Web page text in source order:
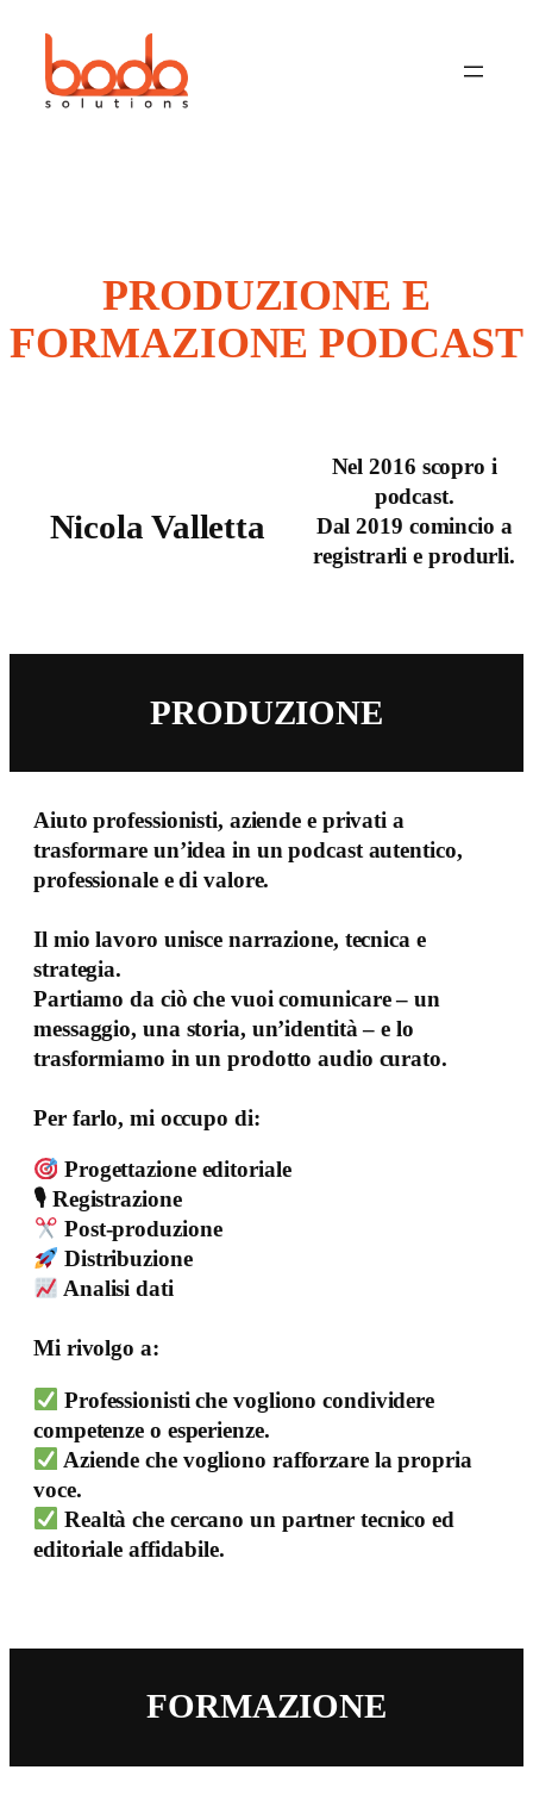
PRODUZIONE E
FORMAZIONE PODCAST
Nicola Valletta
Nel 2016 scopro i
podcast.
Dal 2019 comincio a
registrarli e produrli.
PRODUZIONE
Aiuto professionisti, aziende e privati a
trasformare un’idea in un podcast autentico,
professionale e di valore.
Il mio lavoro unisce narrazione, tecnica e
strategia.
Partiamo da ciò che vuoi comunicare – un
messaggio, una storia, un’identità – e lo
trasformiamo in un prodotto audio curato.
Per farlo, mi occupo di:
Progettazione editoriale
🎙 Registrazione
Post-produzione
Distribuzione
Analisi dati
Mi rivolgo a:
Professionisti che vogliono condividere
competenze o esperienze.
Aziende che vogliono rafforzare la propria
voce.
Realtà che cercano un partner tecnico ed
editoriale affidabile.
FORMAZIONE